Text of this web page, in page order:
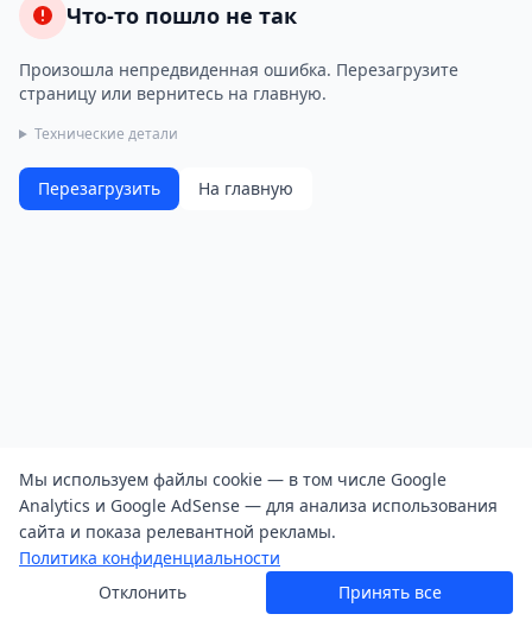
Что-то пошло не так
Произошла непредвиденная ошибка. Перезагрузите
страницу или вернитесь на главную.
Технические детали
Перезагрузить На главную
Мы используем файлы cookie — в том числе Google
Analytics и Google AdSense — для анализа использования
сайта и показа релевантной рекламы.
Политика конфиденциальности
Отклонить
Принять все